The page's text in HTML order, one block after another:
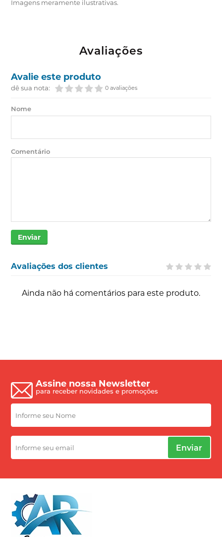
Imagens meramente ilustrativas.
Avaliações
Avalie este produto
0 avaliações
dê sua nota:
Nome
Comentário
Enviar
Avaliações dos clientes
Ainda não há comentários para este produto.
Assine nossa Newsletter
para receber novidades e promoções
Enviar